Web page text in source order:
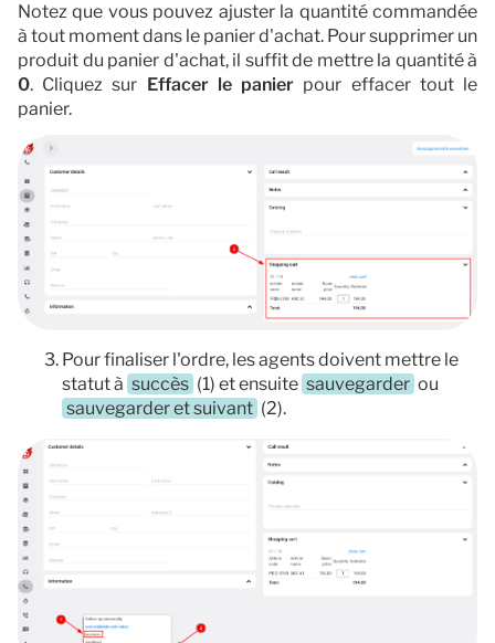
Notez que vous pouvez ajuster la quantité commandée
à tout moment dans le panier d'achat. Pour supprimer un
produit du panier d'achat, il suffit de mettre la quantité à
0. Cliquez sur Effacer le panier pour effacer tout le
panier.
Pour finaliser l'ordre, les agents doivent mettre le
statut à succès (1) et ensuite sauvegarder ou
sauvegarder et suivant (2).